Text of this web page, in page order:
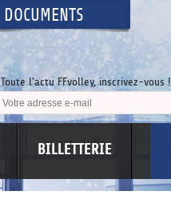
DOCUMENTS
Toute l'actu FFvolley, inscrivez-vous !
BILLETTERIE